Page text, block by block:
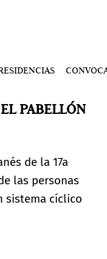
PABELLÓN
de la 17a
las personas
sistema cíclico